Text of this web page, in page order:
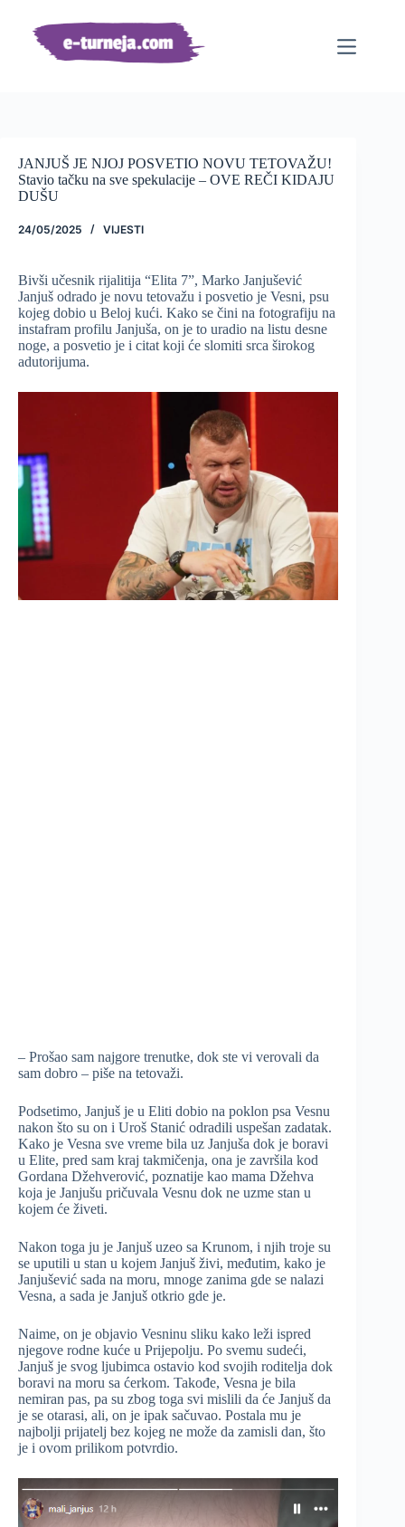
sadržaj
JANJUŠ JE NJOJ POSVETIO NOVU TETOVAŽU!
Stavio tačku na sve spekulacije – OVE REČI KIDAJU
DUŠU
24/05/2025 VIJESTI
Bivši učesnik rijalitija “Elita 7”, Marko Janjušević
Janjuš odrado je novu tetovažu i posvetio je Vesni, psu
kojeg dobio u Beloj kući. Kako se čini na fotografiju na
instafram profilu Janjuša, on je to uradio na listu desne
noge, a posvetio je i citat koji će slomiti srca širokog
adutorijuma.
– Prošao sam najgore trenutke, dok ste vi verovali da
sam dobro – piše na tetovaži.
Podsetimo, Janjuš je u Eliti dobio na poklon psa Vesnu
nakon što su on i Uroš Stanić odradili uspešan zadatak.
Kako je Vesna sve vreme bila uz Janjuša dok je boravi
u Elite, pred sam kraj takmičenja, ona je završila kod
Gordana Džehverović, poznatije kao mama Džehva
koja je Janjušu pričuvala Vesnu dok ne uzme stan u
kojem će živeti.
Nakon toga ju je Janjuš uzeo sa Krunom, i njih troje su
se uputili u stan u kojem Janjuš živi, međutim, kako je
Janjušević sada na moru, mnoge zanima gde se nalazi
Vesna, a sada je Janjuš otkrio gde je.
Naime, on je objavio Vesninu sliku kako leži ispred
njegove rodne kuće u Prijepolju. Po svemu sudeći,
Janjuš je svog ljubimca ostavio kod svojih roditelja dok
boravi na moru sa ćerkom. Takođe, Vesna je bila
nemiran pas, pa su zbog toga svi mislili da će Janjuš da
je se otarasi, ali, on je ipak sačuvao. Postala mu je
najbolji prijatelj bez kojeg ne može da zamisli dan, što
je i ovom prilikom potvrdio.